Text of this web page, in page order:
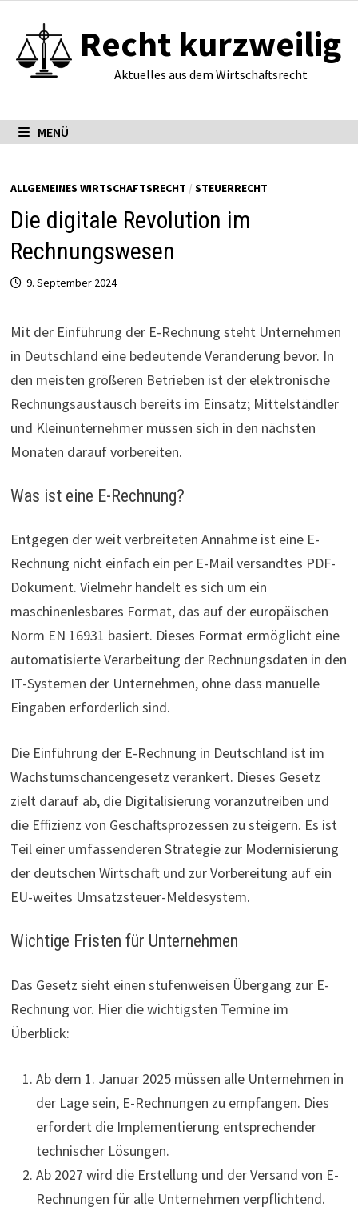
Inhalt
springen
Recht kurzweilig
Aktuelles aus dem Wirtschaftsrecht
MENÜ
ALLGEMEINES WIRTSCHAFTSRECHT / STEUERRECHT
Die digitale Revolution im
Rechnungswesen
9. September 2024
Mit der Einführung der E-Rechnung steht Unternehmen
in Deutschland eine bedeutende Veränderung bevor. In
den meisten größeren Betrieben ist der elektronische
Rechnungsaustausch bereits im Einsatz; Mittelständler
und Kleinunternehmer müssen sich in den nächsten
Monaten darauf vorbereiten.
Was ist eine E-Rechnung?
Entgegen der weit verbreiteten Annahme ist eine E-
Rechnung nicht einfach ein per E-Mail versandtes PDF-
Dokument. Vielmehr handelt es sich um ein
maschinenlesbares Format, das auf der europäischen
Norm EN 16931 basiert. Dieses Format ermöglicht eine
automatisierte Verarbeitung der Rechnungsdaten in den
IT-Systemen der Unternehmen, ohne dass manuelle
Eingaben erforderlich sind.
Die Einführung der E-Rechnung in Deutschland ist im
Wachstumschancengesetz verankert. Dieses Gesetz
zielt darauf ab, die Digitalisierung voranzutreiben und
die Effizienz von Geschäftsprozessen zu steigern. Es ist
Teil einer umfassenderen Strategie zur Modernisierung
der deutschen Wirtschaft und zur Vorbereitung auf ein
EU-weites Umsatzsteuer-Meldesystem.
Wichtige Fristen für Unternehmen
Das Gesetz sieht einen stufenweisen Übergang zur E-
Rechnung vor. Hier die wichtigsten Termine im
Überblick:
Ab dem 1. Januar 2025 müssen alle Unternehmen in
der Lage sein, E-Rechnungen zu empfangen. Dies
erfordert die Implementierung entsprechender
technischer Lösungen.
Ab 2027 wird die Erstellung und der Versand von E-
Rechnungen für alle Unternehmen verpflichtend.